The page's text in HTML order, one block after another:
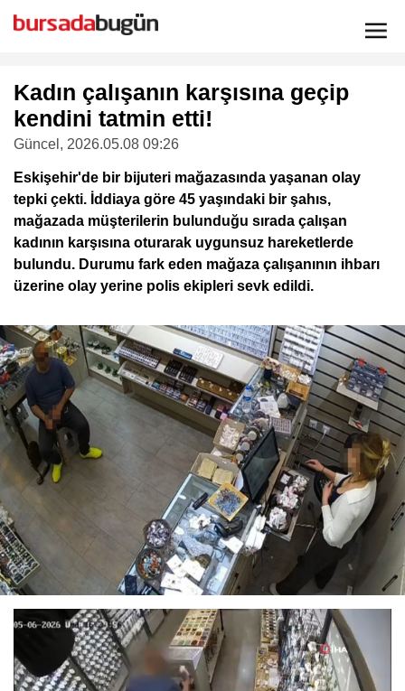
Kadın çalışanın karşısına geçip
kendini tatmin etti!
Güncel , 2026.05.08 09:26
Eskişehir'de bir bijuteri mağazasında yaşanan olay
tepki çekti. İddiaya göre 45 yaşındaki bir şahıs,
mağazada müşterilerin bulunduğu sırada çalışan
kadının karşısına oturarak uygunsuz hareketlerde
bulundu. Durumu fark eden mağaza çalışanının ihbarı
üzerine olay yerine polis ekipleri sevk edildi.